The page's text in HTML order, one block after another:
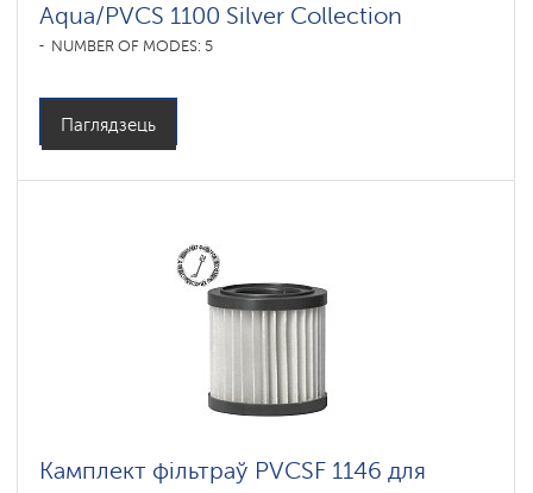
Aqua/PVCS 1100 Silver Collection
NUMBER OF MODES: 5
Паглядзець
Камплект фільтраў PVCSF 1146 для